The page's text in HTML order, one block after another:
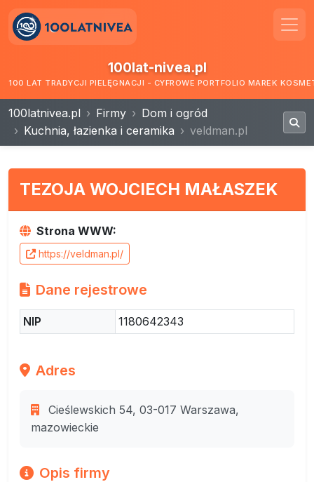
100lat-nivea.pl
100 LAT TRADYCJI PIELĘGNACJI - CYFROWE PORTFOLIO MAREK
100latnivea.pl Firmy
Dom i ogród
Kuchnia, łazienka i ceramika
veldman.pl
TEZOJA WOJCIECH MAŁASZEK
Strona WWW:
https://veldman.pl/
Dane rejestrowe
NIP 1180642343
Adres
Cieślewskich 54, 03-017 Warszawa,
mazowieckie
Opis firmy